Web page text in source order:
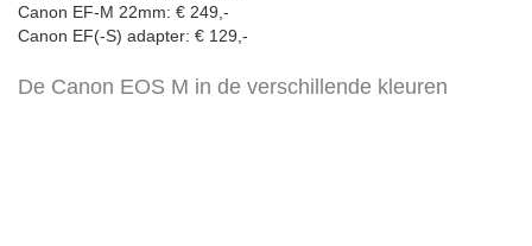
Canon EF-M 22mm: € 249,-
Canon EF(-S) adapter: € 129,-
De Canon EOS M in de verschillende kleuren